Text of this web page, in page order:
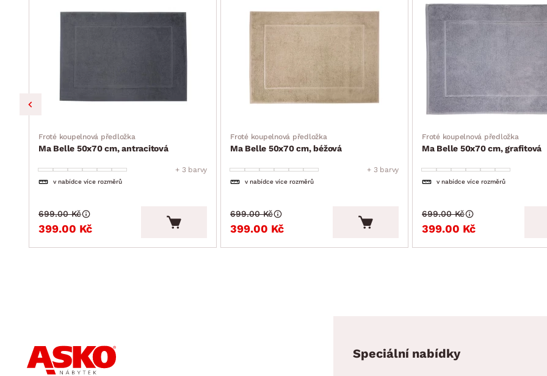
Froté koupelnová předložka
Ma Belle 50x70 cm, antracitová
+ 3 barvy
v nabídce více rozměrů
399.00 Kč
699.00 Kč
Froté koupelnová předložka
Ma Belle 50x70 cm, béžová
+ 3 barvy
v nabídce více rozměrů
399.00 Kč
699.00 Kč
Froté koupelnová předložka
Ma Belle 50x70 cm, grafitová
v nabídce více rozměrů
399.00 Kč
699.00 Kč
Speciální nabídky